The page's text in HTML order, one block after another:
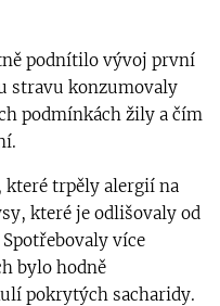
podnítilo vývoj první
stravu konzumovaly
podmínkách žily a čím
které trpěly alergií na
které je odlišovaly od
více
bylo hodně
pokrytých sacharidy.